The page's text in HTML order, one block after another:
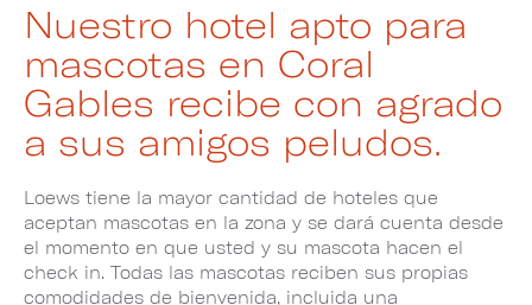
Nuestro hotel apto para
mascotas en Coral
Gables recibe con agrado
a sus amigos peludos.
Loews tiene la mayor cantidad de hoteles que
aceptan mascotas en la zona y se dará cuenta desde
el momento en que usted y su mascota hacen el
check in. Todas las mascotas reciben sus propias
comodidades de bienvenida, incluida una